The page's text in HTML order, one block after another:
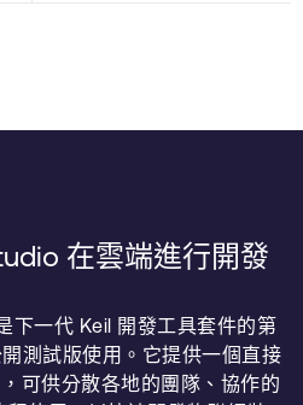
在雲端進行開發
下一代 Keil 開發工具套件的第
測試版使用。它提供一個直接
可供分散各地的團隊、協作的